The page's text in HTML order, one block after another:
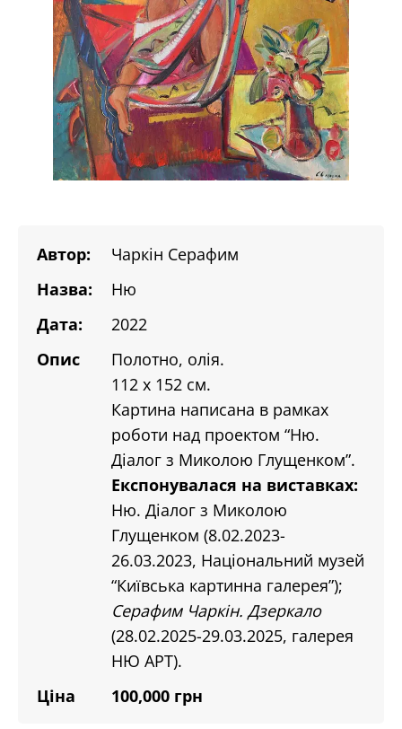
Автор:
Чаркін Серафим
Назва:
Ню
Дата:
2022
Опис
Полотно, олія.
112 х 152 см.
Картина написана в рамках
роботи над проектом “Ню.
Діалог з Миколою Глущенком”.
Експонувалася на виставках:
Ню. Діалог з Миколою
Глущенком (8.02.2023-
26.03.2023, Національний музей
“Київська картинна галерея”);
Серафим Чаркін. Дзеркало
(28.02.2025-29.03.2025, галерея
НЮ АРТ).
Ціна
100,000 грн